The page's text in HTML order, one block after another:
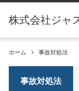
ホーム 事故対処法
事故対処法